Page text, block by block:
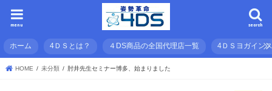
search
menu
ホーム 4ＤＳとは？ ４DS商品の全国代理店一覧 4ＤＳヨガイン
HOME 未分類 肘井先生セミナー博多、始まりました